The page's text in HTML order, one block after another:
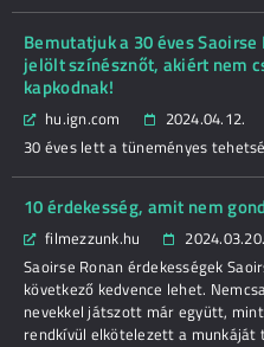
Bemutatjuk a 30 éves
jelölt színésznőt, akiért nem
kapkodnak!
hu.ign.com
2024.04.12.
30 éves lett a tüneményes
10 érdekesség, amit nem
filmezzunk.hu
2024.03.20.
Saoirse Ronan érdekességek
következő kedvence lehet.
nevekkel játszott már együtt,
rendkívül elkötelezett a munkáját